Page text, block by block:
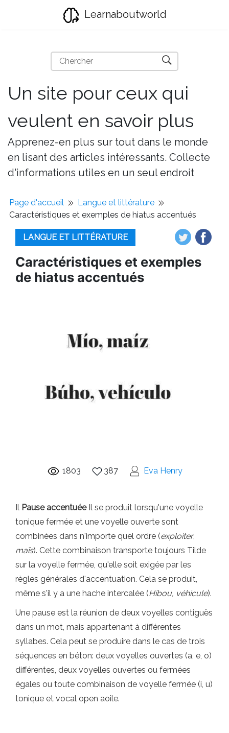
Learnaboutworld
Un site pour ceux qui
veulent en savoir plus
Apprenez-en plus sur tout dans le monde
en lisant des articles intéressants. Collecte
d'informations utiles en un seul endroit
Page d'accueil
Langue et littérature
Caractéristiques et exemples de hiatus accentués
LANGUE ET LITTÉRATURE
Caractéristiques et exemples
de hiatus accentués
1803 387 Eva Henry
Il Pause accentuéeIl se produit lorsqu'une voyelle
tonique fermée et une voyelle ouverte sont
combinées dans n'importe quel ordre (exploiter,
maïs). Cette combinaison transporte toujours Tilde
sur la voyelle fermée, qu'elle soit exigée par les
règles générales d'accentuation. Cela se produit,
même s'il y a une hache intercalée (Hibou, véhicule).
Une pause est la réunion de deux voyelles contiguës
dans un mot, mais appartenant à différentes
syllabes. Cela peut se produire dans le cas de trois
séquences en béton: deux voyelles ouvertes (a, e, o)
différentes, deux voyelles ouvertes ou fermées
égales ou toute combinaison de voyelle fermée (i, u)
tonique et vocal open aoile.